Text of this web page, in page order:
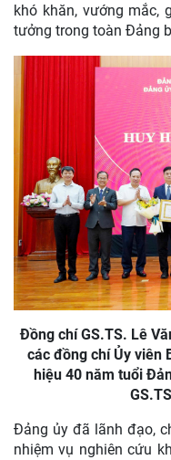
khó khăn, vướng
tưởng trong toàn Đảng
Đồng chí GS.TS. Lê
các đồng chí Ủy viên
hiệu 40 năm tuổi
Đảng ủy đã lãnh đạo,
nhiệm vụ nghiên cứu